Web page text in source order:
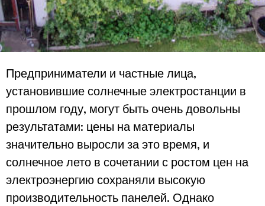
Предприниматели и частные лица,
установившие солнечные электростанции в
прошлом году, могут быть очень довольны
результатами: цены на материалы
значительно выросли за это время, и
солнечное лето в сочетании с ростом цен на
электроэнергию сохраняли высокую
производительность панелей. Однако